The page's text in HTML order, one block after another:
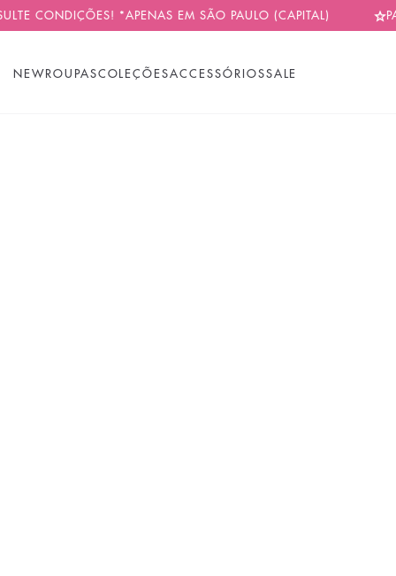
*APENAS EM SÃO PAULO (CAPITAL)
NEWROUPASCOLEÇÕESACCESSÓRIOSSALE